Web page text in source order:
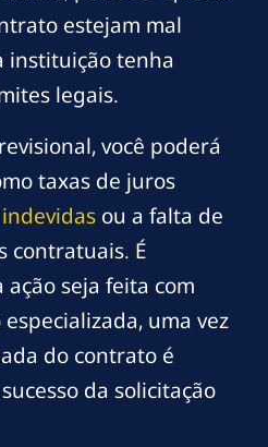
estejam mal
instituição tenha
legais.
você poderá
taxas de juros
ou a falta de
contratuais. É
seja feita com
uma vez
do contrato é
da solicitação